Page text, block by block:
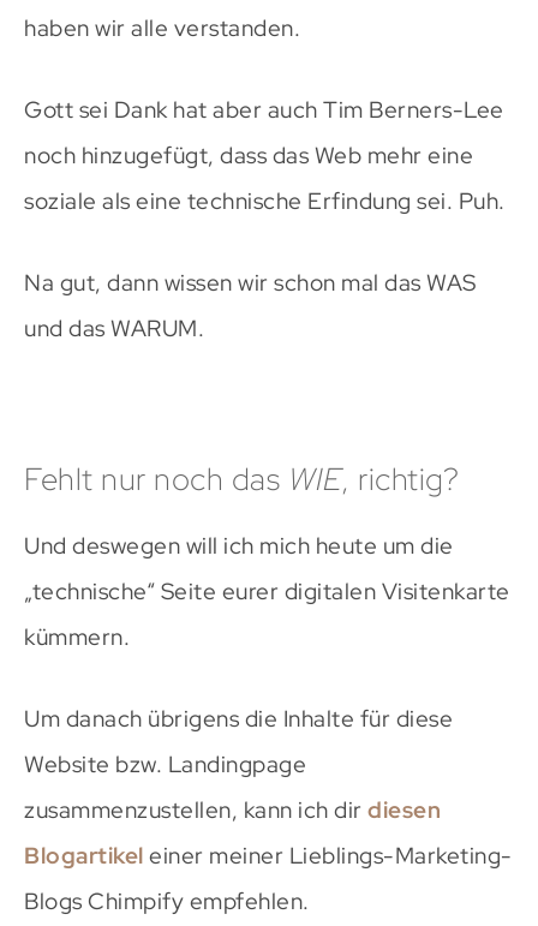
haben wir alle verstanden.
Gott sei Dank hat aber auch Tim Berners-Lee
noch hinzugefügt, dass das Web mehr eine
soziale als eine technische Erfindung sei. Puh.
Na gut, dann wissen wir schon mal das WAS
und das WARUM.
Fehlt nur noch das WIE, richtig?
Und deswegen will ich mich heute um die
„technische“ Seite eurer digitalen Visitenkarte
kümmern.
Um danach übrigens die Inhalte für diese
Website bzw. Landingpage
zusammenzustellen, kann ich dir diesen
Blogartikel einer meiner Lieblings-Marketing-
Blogs Chimpify empfehlen.